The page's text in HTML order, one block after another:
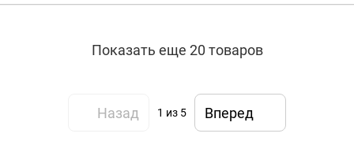
Показать еще 20 товаров
Назад 1 из 5 Вперед